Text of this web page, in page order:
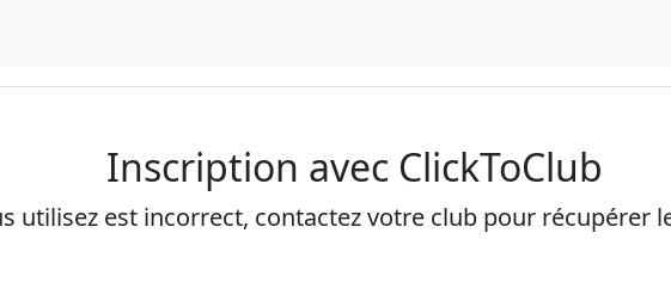
Inscription avec ClickToClub
utilisez est incorrect, contactez votre club pour récupérer